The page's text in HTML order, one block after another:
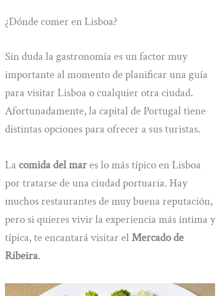
¿Dónde comer en Lisboa?
Sin duda la gastronomía es un factor muy
importante al momento de planificar una guía
para visitar Lisboa o cualquier otra ciudad.
Afortunadamente, la capital de Portugal tiene
distintas opciones para ofrecer a sus turistas.
La comida del mar es lo más típico en Lisboa
por tratarse de una ciudad portuaria. Hay
muchos restaurantes de muy buena reputación,
pero si quieres vivir la experiencia más íntima y
típica, te encantará visitar el Mercado de
Ribeira.